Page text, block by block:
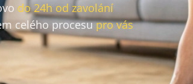
do 24h od zavolání
celého procesupro vás